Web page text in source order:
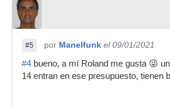
#5 por Manelfunk el 09/01/2021
#4 bueno, a mí Roland me gusta 😜
14 entran en ese presupuesto, tienen